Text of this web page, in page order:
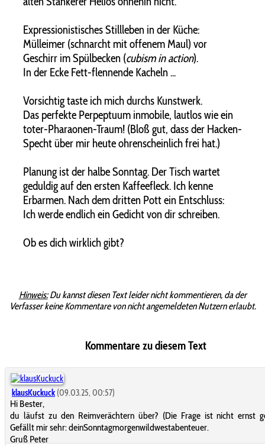
Expressionistisches Stillleben in der Küche:
Mülleimer (schnarcht mit offenem Maul) vor
Geschirr im Spülbecken (cubism in action).
In der Ecke Fett-flennende Kacheln ...
Vorsichtig taste ich mich durchs Kunstwerk.
Das perfekte Perpeptuum inmobile, lautlos wie ein
toter-Pharaonen-Traum! (Bloß gut, dass der Hacken-
Specht über mir heute ohrenscheinlich frei hat.)
Planung ist der halbe Sonntag. Der Tisch wartet
geduldig auf den ersten Kaffeefleck. Ich kenne
Erbarmen. Nach dem dritten Pott ein Entschluss:
Ich werde endlich ein Gedicht von dir schreiben.
Ob es dich wirklich gibt?
Hinweis:Du kannst diesen Text leider nicht kommentieren, da der
Verfasser keine Kommentare von nicht angemeldeten Nutzern erlaubt.
Kommentare zu diesem Text
klausKuckuck (09.03.25, 00:57)
Hi Bester,
du läufst zu den Reimverächtern über? (Die Frage ist nicht ernst
Gefällt mir sehr: deinSonntagmorgenwildwestabenteuer.
Gruß Peter